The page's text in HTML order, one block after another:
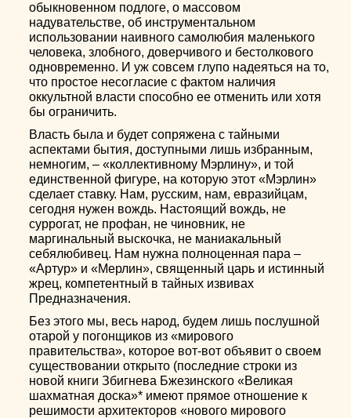
обыкновенном подлоге, о массовом
надувательстве, об инструментальном
использовании наивного самолюбия маленького
человека, злобного, доверчивого и бестолкового
одновременно. И уж совсем глупо надеяться на то,
что простое несогласие с фактом наличия
оккультной власти способно ее отменить или хотя
бы ограничить.
Власть была и будет сопряжена с тайными
аспектами бытия, доступными лишь избранным,
немногим, – «коллективному Мэрлину», и той
единственной фигуре, на которую этот «Мэрлин»
сделает ставку. Нам, русским, нам, евразийцам,
сегодня нужен вождь. Настоящий вождь, не
суррогат, не профан, не чиновник, не
маргинальный выскочка, не маниакальный
себялюбивец. Нам нужна полноценная пара –
«Артур» и «Мерлин», священный царь и истинный
жрец, компетентный в тайных извивах
Предназначения.
Без этого мы, весь народ, будем лишь послушной
отарой у погонщиков из «мирового
правительства», которое вот-вот объявит о своем
существовании открыто (последние строки из
новой книги Збигнева Бжезинского «Великая
шахматная доска»* имеют прямое отношение к
решимости архитекторов «нового мирового